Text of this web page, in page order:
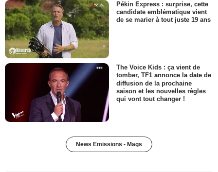
Pékin Express : surprise, cette
candidate emblématique vient
de se marier à tout juste 19 ans
The Voice Kids : ça vient de
tomber, TF1 annonce la date de
diffusion de la prochaine
saison et les nouvelles règles
qui vont tout changer !
News Emissions - Mags